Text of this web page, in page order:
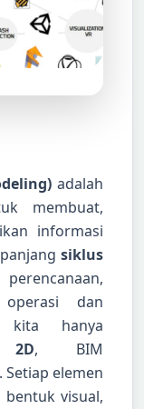
adalah
membuat,
informasi
siklus
dan
kita hanya
2D, BIM
elemen
visual,